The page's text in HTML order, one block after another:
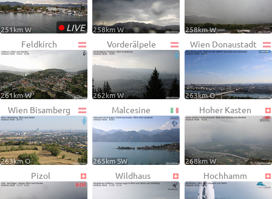
•LIVE
251km W 258km W 258km W
Feldkirch
261km W
Vorderälpele
262km W
Wien Donaustadt
263km O
Wien Bisamberg
263km O
Malcesine
265km SW
Hoher Kasten
268km W
Pizol Wildhaus Hochhamm